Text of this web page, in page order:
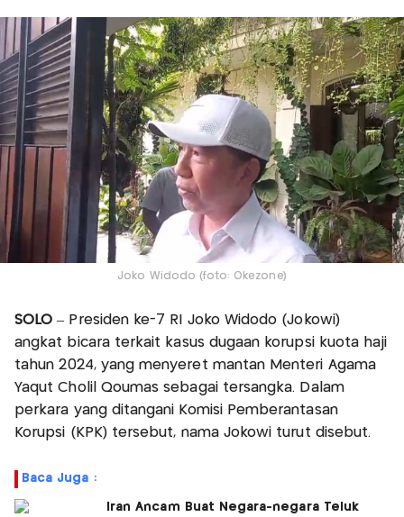
Joko Widodo (foto: Okezone)
SOLO– Presiden ke-7 RI Joko Widodo (Jokowi)
angkat bicara terkait kasus dugaan korupsi kuota haji
tahun 2024, yang menyeret mantan Menteri Agama
Yaqut Cholil Qoumas sebagai tersangka. Dalam
perkara yang ditangani Komisi Pemberantasan
Korupsi (KPK) tersebut, nama Jokowi turut disebut.
Baca Juga :
Iran Ancam Buat Negara-negara Teluk